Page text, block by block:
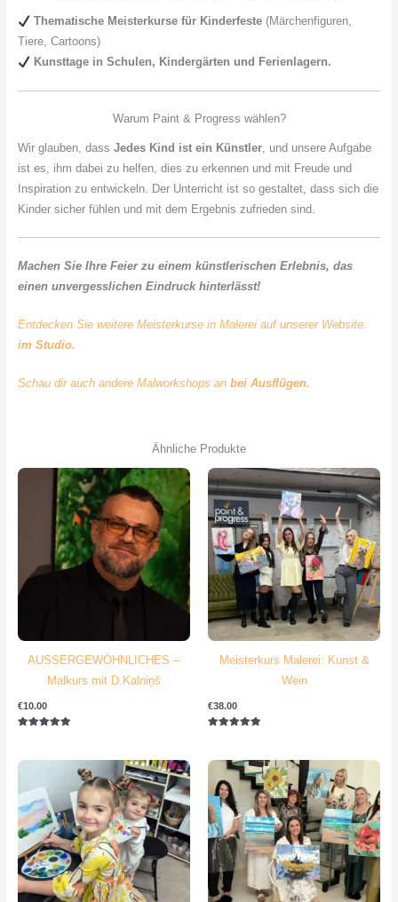
Thematische Meisterkurse für Kinderfeste (Märchenfiguren,
Tiere, Cartoons)
Kunsttage in Schulen, Kindergärten und Ferienlagern.
Warum Paint & Progress wählen?
Wir glauben, dass Jedes Kind ist ein Künstler, und unsere Aufgabe
ist es, ihm dabei zu helfen, dies zu erkennen und mit Freude und
Inspiration zu entwickeln. Der Unterricht ist so gestaltet, dass sich die
Kinder sicher fühlen und mit dem Ergebnis zufrieden sind.
Machen Sie Ihre Feier zu einem künstlerischen Erlebnis, das
einen unvergesslichen Eindruck hinterlässt!
Entdecken Sie weitere Meisterkurse in Malerei auf unserer Website.
im Studio.
Schau dir auch andere Malworkshops an bei Ausflügen.
Ähnliche Produkte
AUSSERGEWÖHNLICHES –
Malkurs mit D.Kalniņš
€10.00
Meisterkurs Malerei: Kunst &
Wein
€38.00